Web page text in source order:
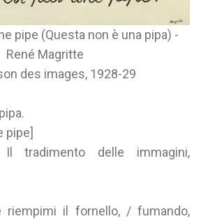
pipe (Questa non è una pipa) -
René Magritte
des images, 1928-29
pipe]
tradimento delle immagini,
riempimi il fornello, / fumando,